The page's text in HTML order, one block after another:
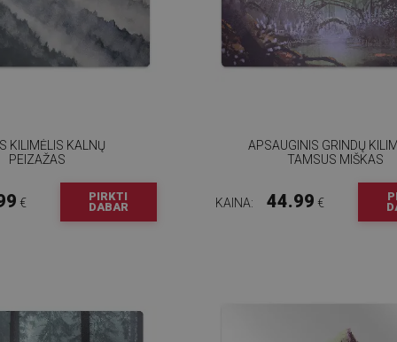
KILIMĖLIS KALNŲ
PEIZAŽAS
€
PIRKTI
DABAR
APSAUGINIS GRINDŲ
TAMSUS MIŠKAS
KAINA: 44.99 €